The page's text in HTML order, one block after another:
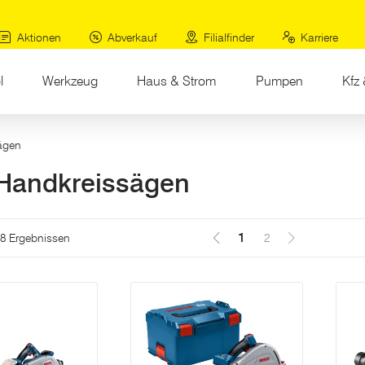
Aktionen
Abverkauf Filialfinder Karriere
Werkzeug Haus & Strom Pumpen Kfz
Ergebnissen 1 (Aktuell)
2